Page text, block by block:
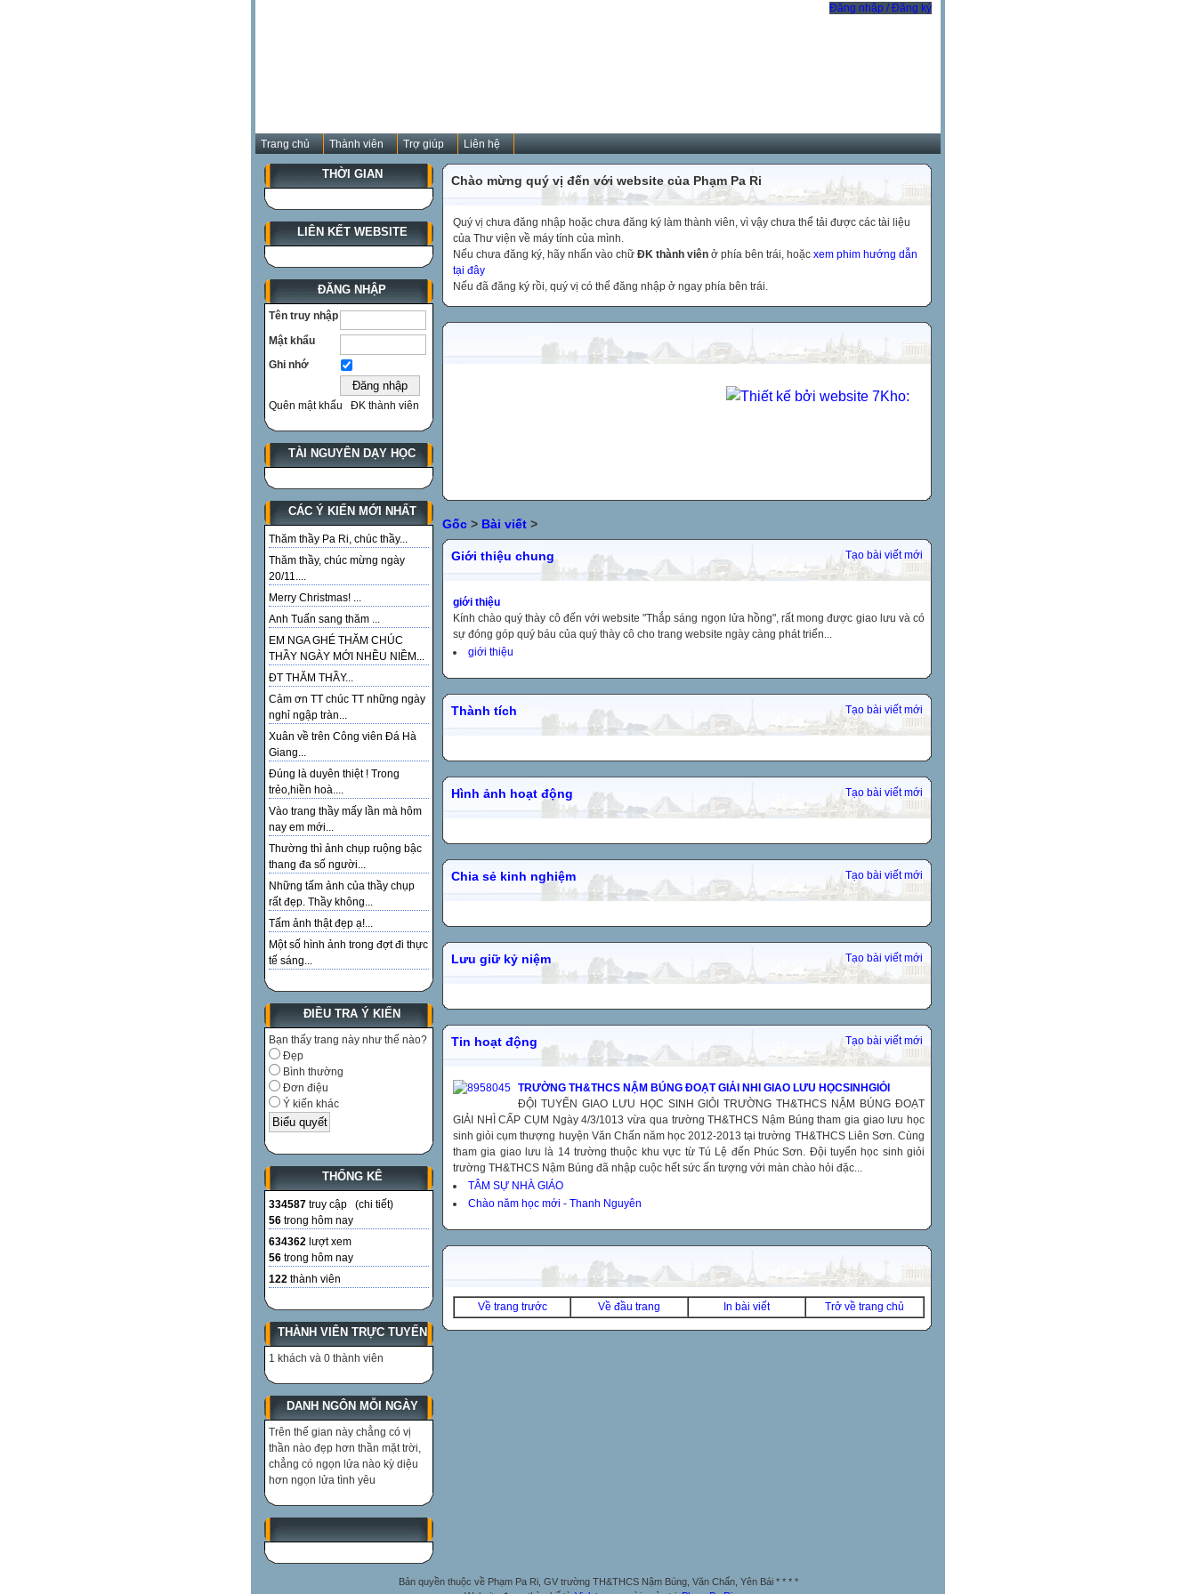
Đăng nhập / Đăng ký
Trang chủ Thành viên Trợ giúp Liên hệ
THỜI GIAN
LIÊN KẾT WEBSITE
ĐĂNG NHẬP
Tên truy nhập
Mật khẩu
Ghi nhớ
Quên mật khẩu ĐK thành viên
TÀI NGUYÊN DẠY HỌC
CÁC Ý KIẾN MỚI NHẤT
Thăm thầy Pa Ri, chúc thầy...
Thăm thầy, chúc mừng ngày
20/11....
Merry Christmas! ...
Anh Tuấn sang thăm ...
EM NGA GHÉ THĂM CHÚC
THẦY NGÀY MỚI NHỀU NIỀM...
ĐT THĂM THẦY...
Cảm ơn TT chúc TT những ngày
nghỉ ngập tràn...
Xuân về trên Công viên Đá Hà
Giang...
Đúng là duyên thiệt ! Trong
trẻo,hiền hoà....
Vào trang thầy mấy lần mà hôm
nay em mới...
Thường thì ảnh chụp ruộng bậc
thang đa số người...
Những tấm ảnh của thầy chụp
rất đẹp. Thầy không...
Tấm ảnh thật đẹp ạ!...
Một số hình ảnh trong đợt đi thực
tế sáng...
ĐIỀU TRA Ý KIẾN
Bạn thấy trang này như thế nào?
Đẹp
Bình thường
Đơn điệu
Ý kiến khác
THỐNG KÊ
334587 truy cập (chi tiết)
56 trong hôm nay
634362 lượt xem
56 trong hôm nay
122 thành viên
THÀNH VIÊN TRỰC TUYẾN
1 khách và 0 thành viên
DANH NGÔN MỖI NGÀY
Trên thế gian này chẳng có vị
thần nào đẹp hơn thần mặt trời,
chẳng có ngọn lửa nào kỳ diệu
hơn ngọn lửa tình yêu
Chào mừng quý vị đến với website của Phạm Pa Ri
Quý vị chưa đăng nhập hoặc chưa đăng ký làm thành viên, vì vậy chưa thể tải được các tài liệu
của Thư viện về máy tính của mình.
Nếu chưa đăng ký, hãy nhấn vào chữ ĐK thành viên ở phía bên trái, hoặc xem phim hướng dẫn
tại đây
Nếu đã đăng ký rồi, quý vị có thể đăng nhập ở ngay phía bên trái.
Gốc > Bài viết >
Tạo bài viết mới
Giới thiệu chung
giới thiệu
Kính chào quý thày cô đến với website "Thắp sáng ngọn lửa hồng", rất mong được giao lưu và có
sự đóng góp quý báu của quý thày cô cho trang website ngày càng phát triển...
giới thiệu
Tạo bài viết mới
Thành tích
Tạo bài viết mới
Hình ảnh hoạt động
Tạo bài viết mới
Chia sẻ kinh nghiệm
Tạo bài viết mới
Lưu giữ kỷ niệm
Tạo bài viết mới
Tin hoạt động
TRƯỜNG TH&THCS NẬM BÚNG ĐOẠT GIẢI NHI GIAO LƯU HỌCSINHGIỎI
ĐỘI TUYỂN GIAO LƯU HỌC SINH GIỎI TRƯỜNG TH&THCS NẬM BÚNG ĐOẠT
GIẢI NHÌ CẤP CỤM Ngày 4/3/1013 vừa qua trường TH&THCS Nậm Búng tham gia giao lưu học
sinh giỏi cụm thượng huyện Văn Chấn năm học 2012-2013 tại trường TH&THCS Liên Sơn. Cùng
tham gia giao lưu là 14 trường thuộc khu vực từ Tú Lệ đến Phúc Sơn. Đội tuyển học sinh giỏi
trường TH&THCS Nậm Búng đã nhập cuộc hết sức ấn tượng với màn chào hỏi đặc...
TÂM SỰ NHÀ GIÁO
Chào năm học mới - Thanh Nguyên
Về trang trước Về đầu trang In bài viết Trở về trang chủ
Bản quyền thuộc về Phạm Pa Ri, GV trường TH&THCS Nậm Búng, Văn Chấn, Yên Bái * * * *